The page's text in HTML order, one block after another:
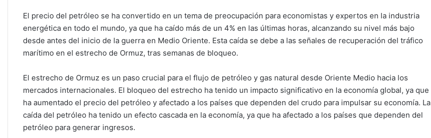
El precio del petróleo se ha convertido en un tema de preocupación para economistas y expertos en la industria
energética en todo el mundo, ya que ha caído más de un 4% en las últimas horas, alcanzando su nivel más bajo
desde antes del inicio de la guerra en Medio Oriente. Esta caída se debe a las señales de recuperación del tráfico
marítimo en el estrecho de Ormuz, tras semanas de bloqueo.
El estrecho de Ormuz es un paso crucial para el flujo de petróleo y gas natural desde Oriente Medio hacia los
mercados internacionales. El bloqueo del estrecho ha tenido un impacto significativo en la economía global, ya que
ha aumentado el precio del petróleo y afectado a los países que dependen del crudo para impulsar su economía. La
caída del petróleo ha tenido un efecto cascada en la economía, ya que ha afectado a los países que dependen del
petróleo para generar ingresos.